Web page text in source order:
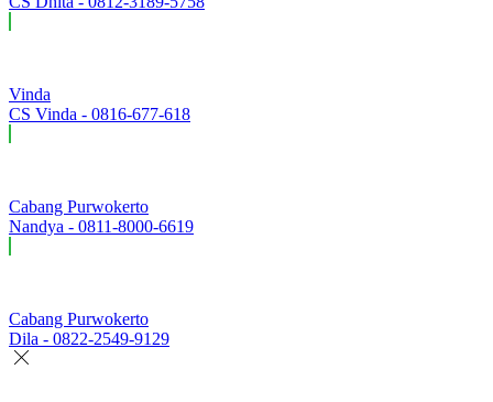
Vinda
CS Vinda - 0816-677-618
Cabang Purwokerto
Nandya - 0811-8000-6619
Cabang Purwokerto
Dila - 0822-2549-9129